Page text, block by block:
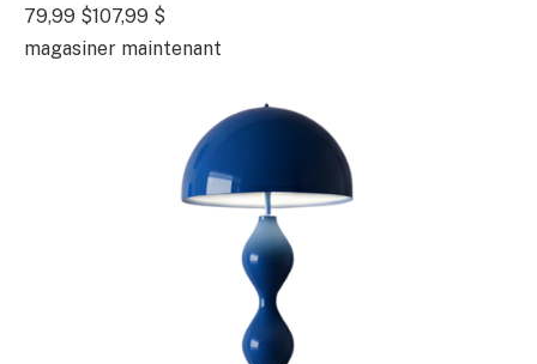
79,99 $107,99 $
magasiner maintenant